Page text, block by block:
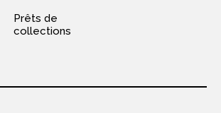
Prêts de
collections